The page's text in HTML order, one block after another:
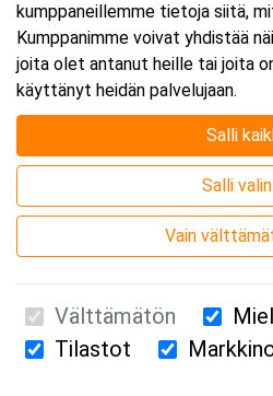
Suomen Ensiapukoulutus Oy /
kumppaneillemme tietoja siitä,
Kumppanimme voivat yhdistää
joita olet antanut heille tai joita
käyttänyt heidän palvelujaan.
Salli
Salli
Vain
Välttämätön
Tilastot